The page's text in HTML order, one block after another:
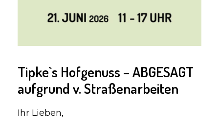
Tipke`s Hofgenuss – ABGESAGT
aufgrund v. Straßenarbeiten
Ihr Lieben,